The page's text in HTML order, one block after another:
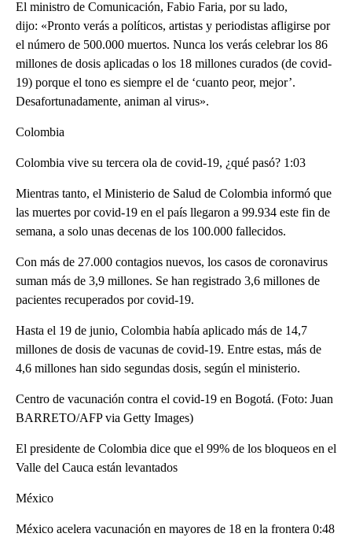
El ministro de Comunicación, Fabio Faria, por su lado,
dijo: «Pronto verás a políticos, artistas y periodistas afligirse por
el número de 500.000 muertos. Nunca los verás celebrar los 86
millones de dosis aplicadas o los 18 millones curados (de covid-
19) porque el tono es siempre el de ‘cuanto peor, mejor’.
Desafortunadamente, animan al virus».
Colombia
Colombia vive su tercera ola de covid-19, ¿qué pasó? 1:03
Mientras tanto, el Ministerio de Salud de Colombia informó que
las muertes por covid-19 en el país llegaron a 99.934 este fin de
semana, a solo unas decenas de los 100.000 fallecidos.
Con más de 27.000 contagios nuevos, los casos de coronavirus
suman más de 3,9 millones. Se han registrado 3,6 millones de
pacientes recuperados por covid-19.
Hasta el 19 de junio, Colombia había aplicado más de 14,7
millones de dosis de vacunas de covid-19. Entre estas, más de
4,6 millones han sido segundas dosis, según el ministerio.
Centro de vacunación contra el covid-19 en Bogotá. (Foto: Juan
BARRETO/AFP via Getty Images)
El presidente de Colombia dice que el 99% de los bloqueos en el
Valle del Cauca están levantados
México
México acelera vacunación en mayores de 18 en la frontera 0:48